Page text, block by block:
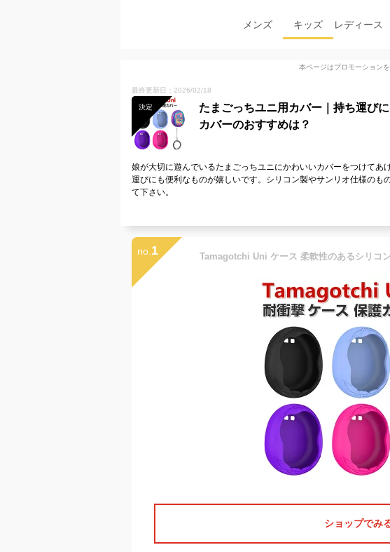
メンズ キッズ レディース
本ページはプロモーション
最終更新日：2026/02/18
決定
たまごっちユニ用カバー｜持ち運び
カバーのおすすめは？
娘が大切に遊んでいるたまごっちユニにかわいいカバーをつけてあ
運びにも便利なものが嬉しいです。シリコン製やサンリオ仕様のも
て下さい。
no. 1
ショップでみ